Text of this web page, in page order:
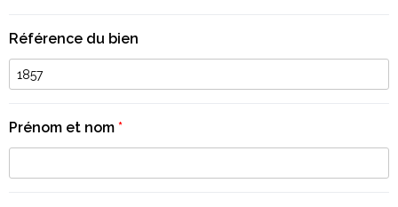
Référence du bien
Prénom et nom *